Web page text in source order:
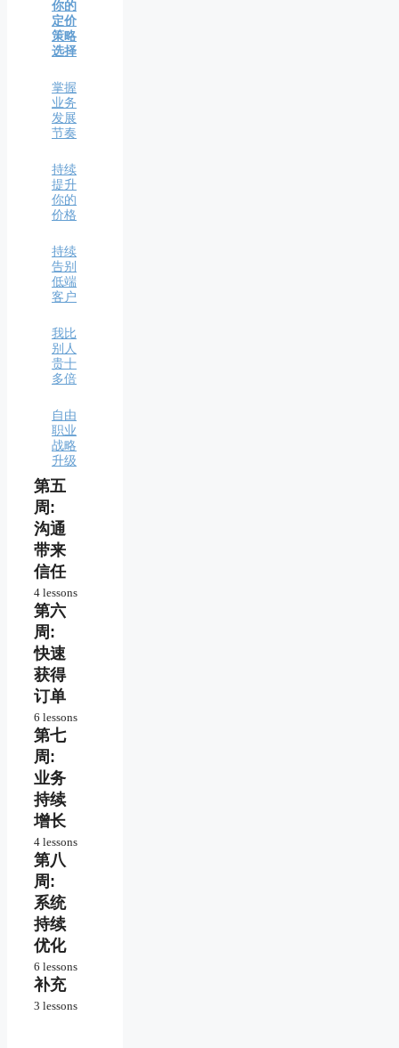
创业
方向
你的
事业
蓝图
值市
场的
细分
快速
获得
早期
客户
客户
如何
让价
更高
调查
对手
客户
富有
吸引
产品
快速
设计
产品
你的
定价
策略
选择
掌握
业务
发展
节奏
持续
提升
你的
价格
持续
告别
低端
客户
我比
别人
贵十
多倍
自由
职业
战略
升级
第五
周:
沟通
带来
信任
向新
客户
有效
推介
化解
客户
反对
意见
如何
面对
客户
拒绝
沟通
实战
问题
清单
4 lessons
第六
周:
快速
获得
订单
销售
转化
沟通
框架
案
例:
大
额
电
话
销
售
避开
无效
机会
6 lessons
第七
周:
业务
持续
增长
搭建
高效
迷你
系统
不断
增长
持续
收入
4 lessons
第八
周:
系统
持续
优化
建设
6 lessons
补充
3 lessons